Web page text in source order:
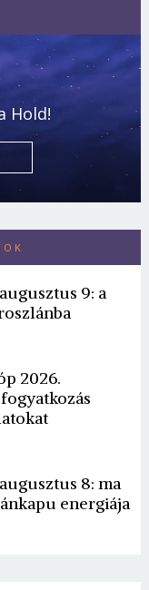
Hold!
9: a
2026.
8: ma
energiája